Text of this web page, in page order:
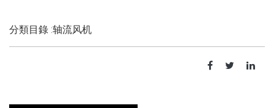
分類目錄 :轴流风机